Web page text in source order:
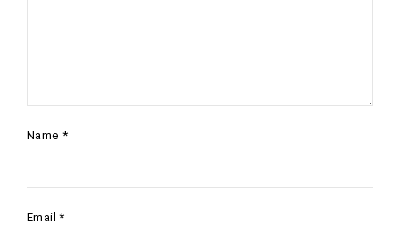
Name *
Email*